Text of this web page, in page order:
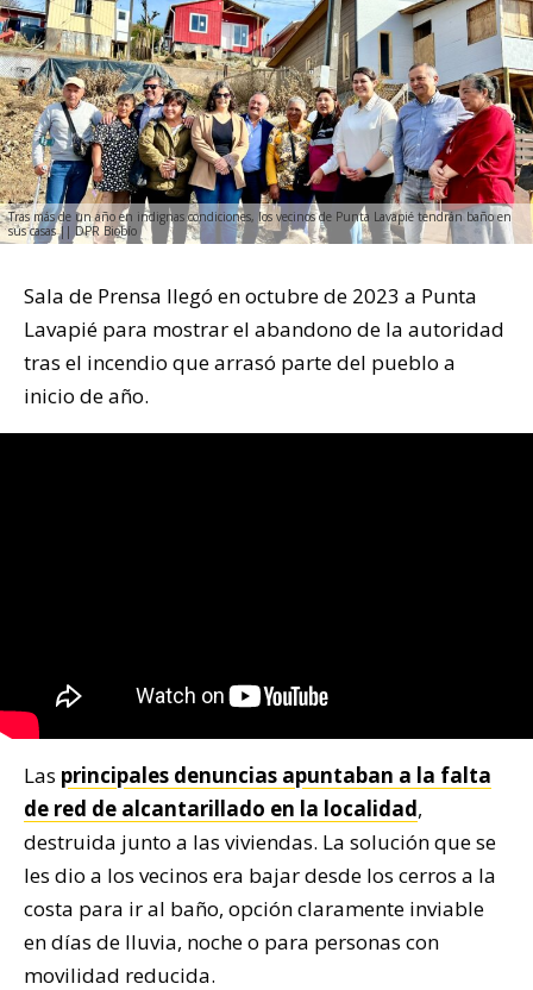
Tras más de un año en indignas condiciones, los vecinos de Punta Lavapié tendrán baño en
sus casas || DPR Biobío
Sala de Prensa llegó en octubre de 2023 a Punta
Lavapié para mostrar el abandono de la autoridad
tras el incendio que arrasó parte del pueblo a
inicio de año.
Las principales denuncias apuntaban a la falta
de red de alcantarillado en la localidad,
destruida junto a las viviendas. La solución que se
les dio a los vecinos era bajar desde los cerros a la
costa para ir al baño, opción claramente inviable
en días de lluvia, noche o para personas con
movilidad reducida.